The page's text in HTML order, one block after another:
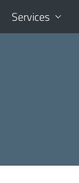
Services